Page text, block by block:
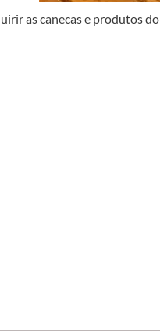
as canecas e produtos do